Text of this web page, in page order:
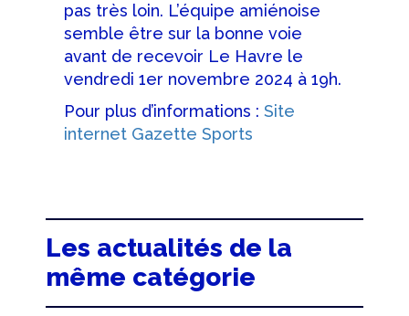
pas très loin. L’équipe amiénoise
semble être sur la bonne voie
avant de recevoir Le Havre le
vendredi 1er novembre 2024 à 19h.
Pour plus d’informations : Site
internet Gazette Sports
Les actualités de la
même catégorie